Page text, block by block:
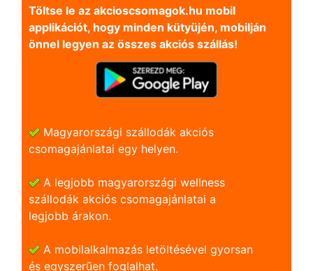
Töltse le az akcioscsomagok.hu mobil
applikációt, hogy minden kütyüjén, mobilján
önnel legyen az összes akciós szállás!
Magyarországi szállodák akciós
csomagajánlatai egy helyen.
A legjobb magyarországi wellness
szállodák akciós csomagajánlatai a
legjobb árakon.
A mobilalkalmazás letöltésével gyorsan
és egyszerũen foglalhat.